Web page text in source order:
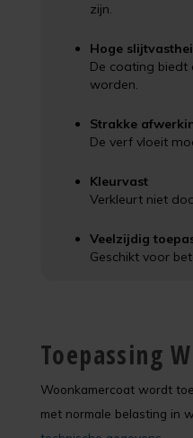
zijn.
Hoge
De coating biedt
worden.
Strakke
De verf vloeit
Kleurvast
Verkleurt niet
Veelzijdig
Geschikt voor
Toepassing
Woonkamercoat wordt
met normale belasting in